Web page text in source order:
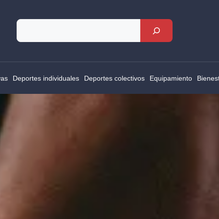
Rechercher
Deportes individuales Deportes colectivos Equipamiento